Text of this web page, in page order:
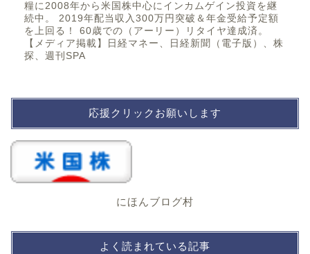
糧に2008年から米国株中心にインカムゲイン投資を継
続中。 2019年配当収入300万円突破＆年金受給予定額
を上回る！ 60歳での（アーリー）リタイヤ達成済。
【メディア掲載】日経マネー、日経新聞（電子版）、株
探、週刊SPA
応援クリックお願いします
にほんブログ村
よく読まれている記事